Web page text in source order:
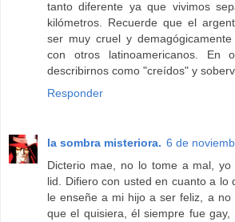
tanto diferente ya que vivimos
kilómetros. Recuerde que el
ser muy cruel y
con otros latinoamericanos. En
describirnos como "creídos" y
Responder
la sombra misteriora. 6 de
Dicterio mae, no lo tome a mal,
lid. Difiero con usted en cuanto a lo
le enseñe a mi hijo a ser feliz, a
que el quisiera, él siempre fue